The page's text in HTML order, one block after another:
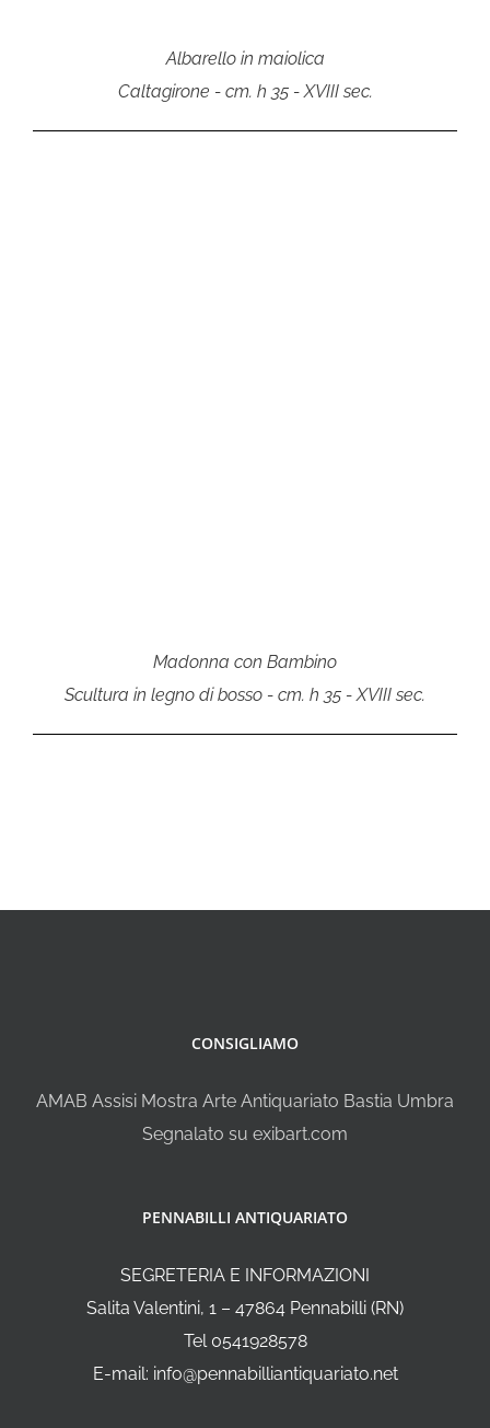
Albarello in maiolica
Caltagirone - cm. h 35 - XVIII sec.
Madonna con Bambino
Scultura in legno di bosso - cm. h 35 - XVIII sec.
CONSIGLIAMO
AMAB Assisi Mostra Arte Antiquariato Bastia Umbra
Segnalato su exibart.com
PENNABILLI ANTIQUARIATO
SEGRETERIA E INFORMAZIONI
Salita Valentini, 1 – 47864 Pennabilli (RN)
Tel 0541928578
E-mail: info@pennabilliantiquariato.net